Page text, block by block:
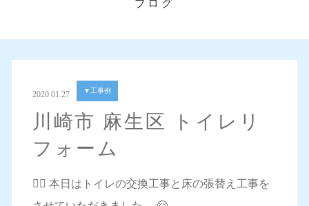
ブログ
2020.01.27 ▼工事例
川崎市 麻生区 トイレリ
フォーム
💁‍♀️ 本日はトイレの交換工事と床の張替え工事を